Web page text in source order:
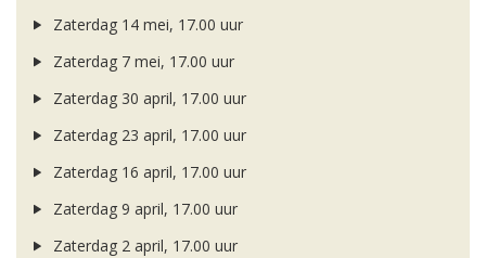
Zaterdag 14 mei, 17.00 uur
Zaterdag 7 mei, 17.00 uur
Zaterdag 30 april, 17.00 uur
Zaterdag 23 april, 17.00 uur
Zaterdag 16 april, 17.00 uur
Zaterdag 9 april, 17.00 uur
Zaterdag 2 april, 17.00 uur